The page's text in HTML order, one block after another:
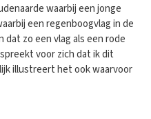
waarbij een jonge
een regenboogvlag in de
zo een vlag als een rode
voor zich dat ik dit
illustreert het ook waarvoor